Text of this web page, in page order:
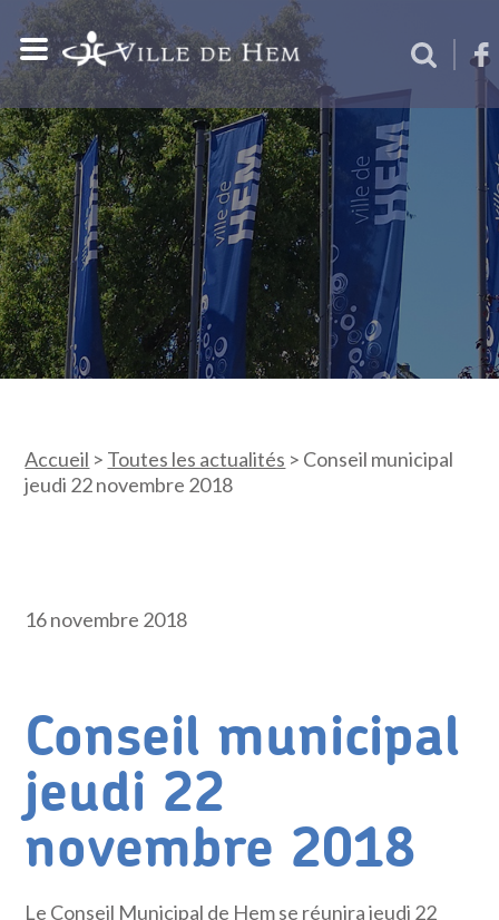
Accueil > Toutes les actualités > Conseil municipal
jeudi 22 novembre 2018
16 novembre 2018
Conseil municipal
jeudi 22
novembre 2018
Le Conseil Municipal de Hem se réunira jeudi 22